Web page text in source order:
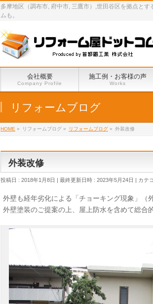
多摩地区（調布市, 府中市, 三鷹市）,世田谷区を拠点と
ムも。
会社概要
Company Profile
施工例・お客様の声
Works
リフォームブログ
HOME » リフォームブログ » リフォームブログ » 外装改修
外装改修
投稿日 : 2018年1月8日 最終更新日時 : 2023年5月24日 カテ
外壁も経年劣化による「チョーキング現象」（
外壁塗装のご提案の上、屋上防水を含めて総合